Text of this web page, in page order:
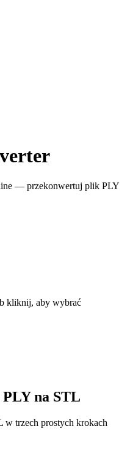
— przekonwertuj plik PLY
kliknij, aby wybrać
na STL
w trzech prostych krokach